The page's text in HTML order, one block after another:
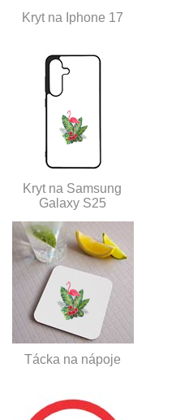
Kryt na Iphone 17
Kryt na Samsung
Galaxy S25
Tácka na nápoje